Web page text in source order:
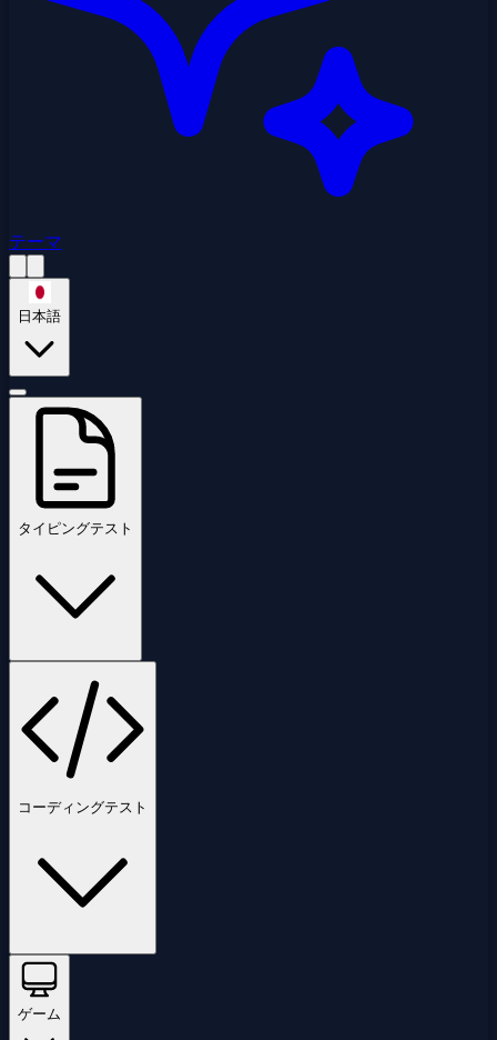
テーマ
日本語
タイピングテスト
コーディングテスト
ゲーム